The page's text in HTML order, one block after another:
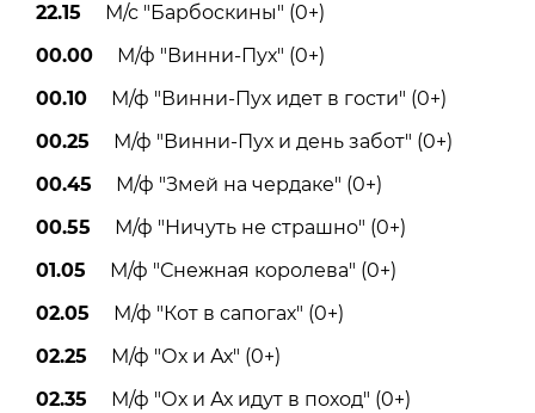
22.15 М/с "Барбоскины" (0+)
00.00 М/ф "Винни-Пух" (0+)
00.10 М/ф "Винни-Пух идет в гости" (0+)
00.25 М/ф "Винни-Пух и день забот" (0+)
00.45 М/ф "Змей на чердаке" (0+)
00.55 М/ф "Ничуть не страшно" (0+)
01.05 М/ф "Снежная королева" (0+)
02.05 М/ф "Кот в сапогах" (0+)
02.25 М/ф "Ох и Ах" (0+)
02.35 М/ф "Ох и Ах идут в поход" (0+)